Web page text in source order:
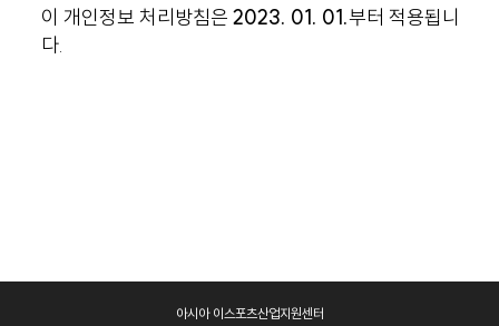
이 개인정보 처리방침은2023. 01. 01.부터 적용됩니
다.
아시아 이스포츠산업지원센터